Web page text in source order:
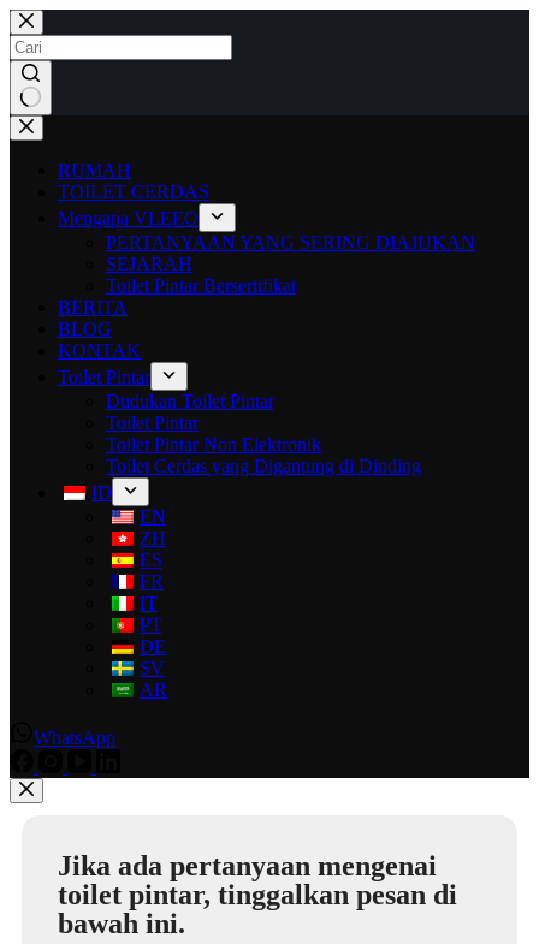
RUMAH
TOILET CERDAS
Mengapa VLEEO
PERTANYAAN YANG SERING DIAJUKAN
SEJARAH
Toilet Pintar Bersertifikat
BERITA
BLOG
KONTAK
Toilet Pintar
Dudukan Toilet Pintar
Toilet Pintar
Toilet Pintar Non Elektronik
Toilet Cerdas yang Digantung di Dinding
ID
EN
ZH
ES
FR
IT
PT
DE
SV
AR
WhatsApp
Jika ada pertanyaan mengenai
toilet pintar, tinggalkan pesan di
bawah ini.